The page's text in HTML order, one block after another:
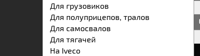
Для грузовиков
Для полуприцепов, тралов
Для самосвалов
Для тягачей
На Iveco